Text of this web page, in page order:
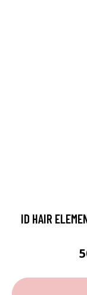
ID HAIR